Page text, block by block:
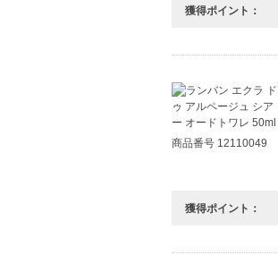
獲得ポイント：
商品番号 12110049
獲得ポイント：